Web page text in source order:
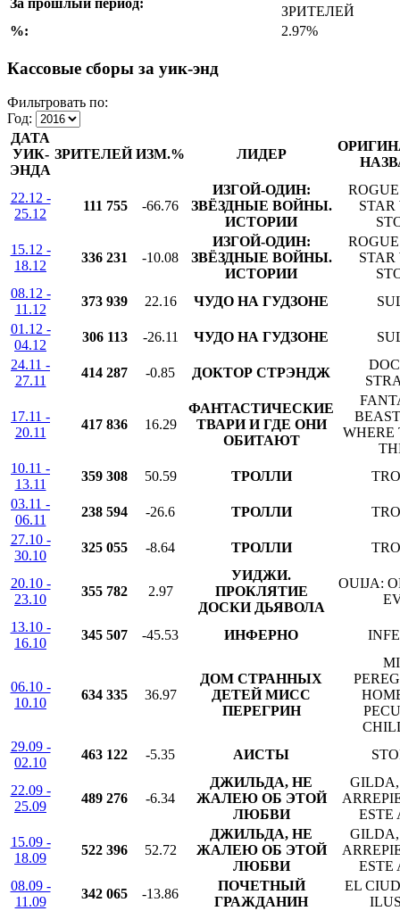
ЗРИТЕЛЕЙ
%:
2.97%
Кассовые сборы за уик-энд
Фильтровать по:
Год:
ДАТА
УИК-
ЭНДА
ЗРИТЕЛЕЙ ИЗМ.% ЛИДЕР
22.12 -
25.12
111 755 -66.76
ИЗГОЙ-ОДИН:
ЗВЁЗДНЫЕ ВОЙНЫ.
ИСТОРИИ
STAR
15.12 -
18.12
336 231 -10.08
ИЗГОЙ-ОДИН:
ЗВЁЗДНЫЕ ВОЙНЫ.
ИСТОРИИ
STAR
08.12 -
11.12
373 939 22.16 ЧУДО НА ГУДЗОНЕ
01.12 -
04.12
306 113 -26.11 ЧУДО НА ГУДЗОНЕ
24.11 -
27.11
414 287 -0.85 ДОКТОР СТРЭНДЖ
17.11 -
20.11
417 836 16.29
ФАНТАСТИЧЕСКИЕ
ТВАРИ И ГДЕ ОНИ
ОБИТАЮТ
WHERE
10.11 -
13.11
359 308 50.59 ТРОЛЛИ
03.11 -
06.11
238 594 -26.6 ТРОЛЛИ
27.10 -
30.10
325 055 -8.64 ТРОЛЛИ
20.10 -
23.10
355 782 2.97
УИДЖИ.
ПРОКЛЯТИЕ
ДОСКИ ДЬЯВОЛА
OUIJA:
13.10 -
16.10
345 507 -45.53 ИНФЕРНО
06.10 -
10.10
634 335 36.97
ДОМ СТРАННЫХ
ДЕТЕЙ МИСС
ПЕРЕГРИН
29.09 -
02.10
463 122 -5.35 АИСТЫ
22.09 -
25.09
489 276 -6.34
ДЖИЛЬДА, НЕ
ЖАЛЕЮ ОБ ЭТОЙ
ЛЮБВИ
ESTE
15.09 -
18.09
522 396 52.72
ДЖИЛЬДА, НЕ
ЖАЛЕЮ ОБ ЭТОЙ
ЛЮБВИ
ESTE
08.09 -
11.09
342 065 -13.86
ПОЧЕТНЫЙ
ГРАЖДАНИН
EL